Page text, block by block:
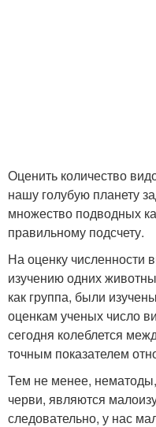
Оценить количество
нашу голубую планету
множество подводных
правильному подсчету.
На оценку численности
изучению одних
как группа, были
оценкам ученых число
сегодня колеблется
точным показателем
Тем не менее,
черви, являются
следовательно, у нас